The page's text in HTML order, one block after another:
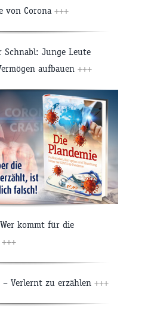
von Corona +++
Schnabl: Junge Leute
aufbauen +++
kommt für die
+++
Verlernt zu erzählen +++